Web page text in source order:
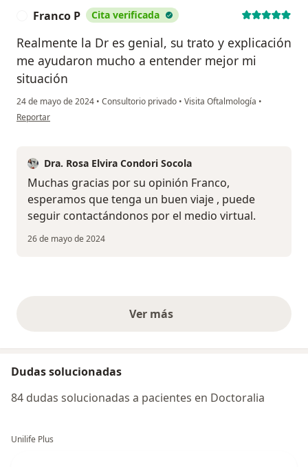
Franco P Cita verificada
Realmente la Dr es genial, su trato y explicación
me ayudaron mucho a entender mejor mi
situación
24 de mayo de 2024 • Consultorio privado • Visita Oftalmología •
en opinión del usuario Franco P
Reportar
Dra. Rosa Elvira Condori Socola
Muchas gracias por su opinión Franco,
esperamos que tenga un buen viaje , puede
seguir contactándonos por el medio virtual.
26 de mayo de 2024
Ver másopiniones anteriores
Dudas solucionadas
84 dudas solucionadas a pacientes en Doctoralia
Unilife Plus